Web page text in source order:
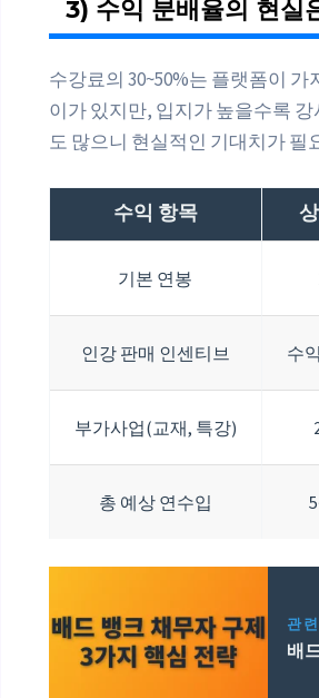
3) 수익 분배율의 현실
수강료의 30~50%는 플랫폼이
이가 있지만, 입지가 높을수록
도 많으니 현실적인 기대치가 필
수익 항목
기본 연봉
인강 판매 인센티브 수
부가사업(교재, 특강)
총 예상 연수입
관
배